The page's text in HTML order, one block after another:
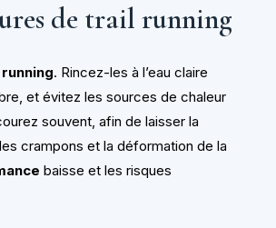
de trail running
. Rincez-les à l’eau claire
et évitez les sources de chaleur
souvent, afin de laisser la
crampons et la déformation de la
baisse et les risques